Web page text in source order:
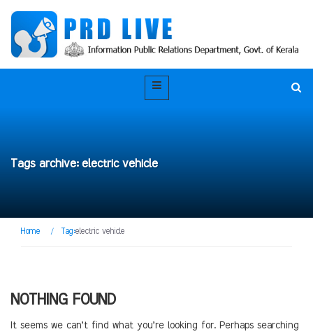
Tags archive: electric vehicle
Home / Tag:electric vehicle
NOTHING FOUND
It seems we can’t find what you’re looking for. Perhaps searching